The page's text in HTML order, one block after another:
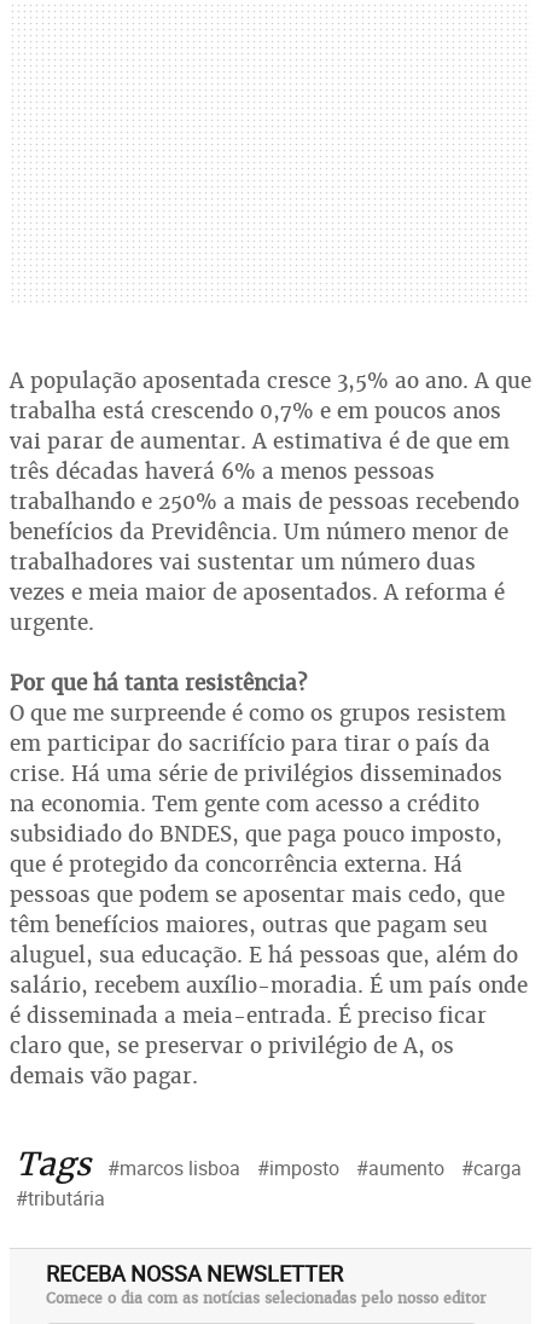
A população aposentada cresce 3,5% ao ano. A que
trabalha está crescendo 0,7% e em poucos anos
vai parar de aumentar. A estimativa é de que em
três décadas haverá 6% a menos pessoas
trabalhando e 250% a mais de pessoas recebendo
benefícios da Previdência. Um número menor de
trabalhadores vai sustentar um número duas
vezes e meia maior de aposentados. A reforma é
urgente.
Por que há tanta resistência?
O que me surpreende é como os grupos resistem
em participar do sacrifício para tirar o país da
crise. Há uma série de privilégios disseminados
na economia. Tem gente com acesso a crédito
subsidiado do BNDES, que paga pouco imposto,
que é protegido da concorrência externa. Há
pessoas que podem se aposentar mais cedo, que
têm benefícios maiores, outras que pagam seu
aluguel, sua educação. E há pessoas que, além do
salário, recebem auxílio-moradia. É um país onde
é disseminada a meia-entrada. É preciso ficar
claro que, se preservar o privilégio de A, os
demais vão pagar.
Tags #marcos lisboa #imposto #aumento
#carga
#tributária
RECEBA NOSSA NEWSLETTER
Comece o dia com as notícias selecionadas pelo nosso editor